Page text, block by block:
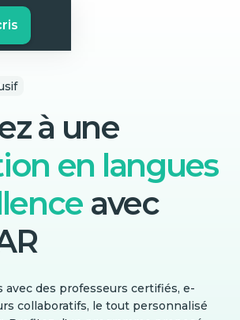
à une
en langues
avec
avec des professeurs certifiés, e-
collaboratifs, le tout personnalisé